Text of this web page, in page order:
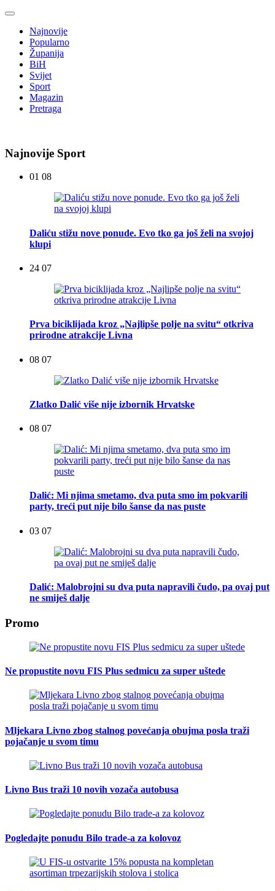
Najnovije
Popularno
Županija
BiH
Svijet
Sport
Magazin
Pretraga
Najnovije Sport
01 08
Daliću stižu nove ponude. Evo tko ga još želi na svojoj
klupi
24 07
Prva biciklijada kroz „Najlipše polje na svitu“ otkriva
prirodne atrakcije Livna
08 07
Zlatko Dalić više nije izbornik Hrvatske
08 07
Dalić: Mi njima smetamo, dva puta smo im pokvarili
party, treći put nije bilo šanse da nas puste
03 07
Dalić: Malobrojni su dva puta napravili čudo, pa ovaj put
ne smiješ dalje
Promo
Ne propustite novu FIS Plus sedmicu za super uštede
Mljekara Livno zbog stalnog povećanja obujma posla traži
pojačanje u svom timu
Livno Bus traži 10 novih vozača autobusa
Pogledajte ponudu Bilo trade-a za kolovoz